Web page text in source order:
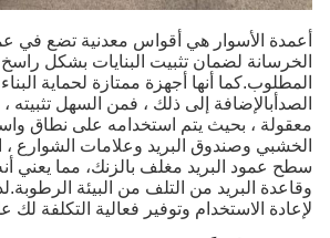
أعمدة الأسوار هي أقواس معدنية تضع في
الخرسانة لضمان تثبيت البنايات بشكل
المطلوب.كما أنها أجهزة ممتازة لحماية
الصدأبالإضافة إلى ذلك ، فمن السهل تثبيته ،
معقولة ، بحيث يتم استخدامه على نطاق
الخشبي وصندوق البريد وعلامات الشوارع ،
سطح عمود البريد مغلف بالزنك، مما يعني
وقاعدة البريد من التلف من البيئة
لإعادة الاستخدام وتوفير فعالية التكلفة